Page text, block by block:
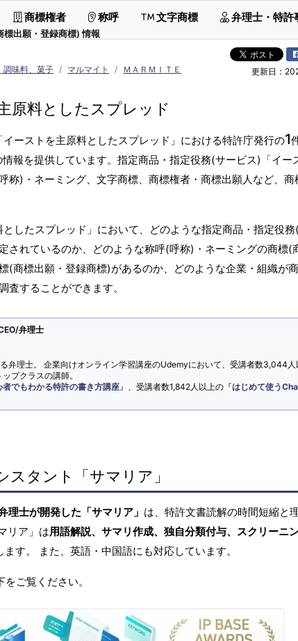
標出願・登録商標) 情報
商標権者 称呼 文字商標 弁理士・特許
調味料、菓子 マルマイト
ＭＡＲＭＩＴＥ
更新日：
原料としたスプレッド
ーストを主原料としたスプレッド」における特許庁発行の1
報を提供しています。指定商品・指定役務(サービス)「イー
称)・ネーミング、文字商標、商標権者・商標出願人など、商
したスプレッド」において、どのような指定商品・指定役
されているのか、どのような称呼(呼称)・ネーミングの商標(
(商標出願・登録商標)があるのか、どのような企業・組織が
することができます。
弁理士
弁理士。 企業向けオンライン学習講座のUdemyにおいて、受講者数3,044人
プクラスの講師。
者でもわかる特許の書き方講座 』、受講者数1,842人以上の『はじめて使う
スタント「サマリア」
理士が開発した「サマリア」 は、特許文書読解の時間短縮と
リア」は用語解説、サマリ作成、独自分類付与、スクリーニ
す。 また、英語・中国語にも対応しています。
ご覧ください。